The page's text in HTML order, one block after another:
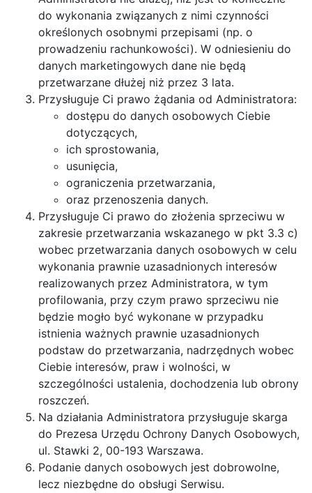
do wykonania związanych z nimi czynności
określonych osobnymi przepisami (np. o
prowadzeniu rachunkowości). W odniesieniu do
danych marketingowych dane nie będą
przetwarzane dłużej niż przez 3 lata.
Przysługuje Ci prawo żądania od Administratora:
dostępu do danych osobowych Ciebie
dotyczących,
ich sprostowania,
usunięcia,
ograniczenia przetwarzania,
oraz przenoszenia danych.
Przysługuje Ci prawo do złożenia sprzeciwu w
zakresie przetwarzania wskazanego w pkt 3.3 c)
wobec przetwarzania danych osobowych w celu
wykonania prawnie uzasadnionych interesów
realizowanych przez Administratora, w tym
profilowania, przy czym prawo sprzeciwu nie
będzie mogło być wykonane w przypadku
istnienia ważnych prawnie uzasadnionych
podstaw do przetwarzania, nadrzędnych wobec
Ciebie interesów, praw i wolności, w
szczególności ustalenia, dochodzenia lub obrony
roszczeń.
Na działania Administratora przysługuje skarga
do Prezesa Urzędu Ochrony Danych Osobowych,
ul. Stawki 2, 00-193 Warszawa.
Podanie danych osobowych jest dobrowolne,
lecz niezbędne do obsługi Serwisu.